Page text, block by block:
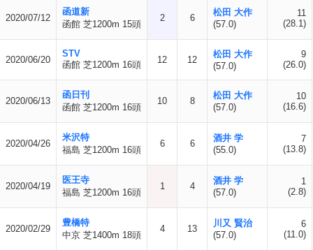
2020/07/12
函道新
函館 芝1200m 15頭
2 6
松田 大作
(57.0)
11
(28.1)
2020/06/20
STV
函館 芝1200m 16頭
12 12
松田 大作
(57.0)
9
(26.0)
2020/06/13
函日刊
函館 芝1200m 16頭
10 8
松田 大作
(57.0)
10
(16.6)
2020/04/26
米沢特
福島 芝1200m 16頭
6 6
酒井 学
(55.0)
7
(13.8)
2020/04/19
医王寺
福島 芝1200m 16頭
1 4
酒井 学
(57.0)
1
(2.8)
2020/02/29
豊橋特
中京 芝1400m 18頭
4 13
川又 賢治
(57.0)
6
(11.0)